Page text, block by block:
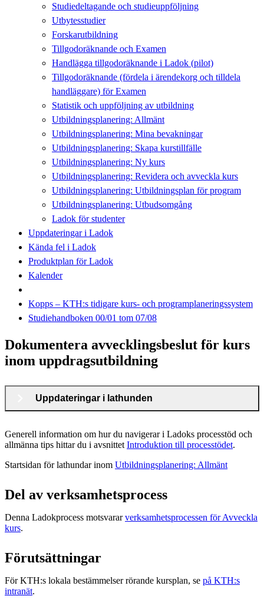
Studiedeltagande och studieuppföljning
Utbytesstudier
Forskarutbildning
Tillgodoräknande och Examen
Handlägga tillgodoräknande i Ladok (pilot)
Tillgodoräknande (fördela i ärendekorg och tilldela
handläggare) för Examen
Statistik och uppföljning av utbildning
Utbildningsplanering: Allmänt
Utbildningsplanering: Mina bevakningar
Utbildningsplanering: Skapa kurstillfälle
Utbildningsplanering: Ny kurs
Utbildningsplanering: Revidera och avveckla kurs
Utbildningsplanering: Utbildningsplan för program
Utbildningsplanering: Utbudsomgång
Ladok för studenter
Uppdateringar i Ladok
Kända fel i Ladok
Produktplan för Ladok
Kalender
Kopps – KTH:s tidigare kurs- och programplaneringssystem
Studiehandboken 00/01 tom 07/08
Dokumentera avvecklingsbeslut för kurs
inom uppdragsutbildning
Uppdateringar i lathunden
Generell information om hur du navigerar i Ladoks processtöd och
allmänna tips hittar du i avsnittet Introduktion till processtödet.
Startsidan för lathundar inom Utbildningsplanering: Allmänt
Del av verksamhetsprocess
Denna Ladokprocess motsvararverksamhetsprocessen för Avveckla
kurs.
Förutsättningar
För KTH:s lokala bestämmelser rörande kursplan, se på KTH:s
intranät.